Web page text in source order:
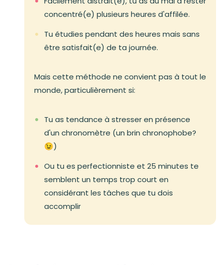
concentré(e) plusieurs heures d'affilée.
Tu étudies pendant des heures mais sans
être satisfait(e) de ta journée.
Mais cette méthode ne convient pas à tout le
monde, particulièrement si:
Tu as tendance à stresser en présence
d'un chronomètre (un brin chronophobe?
😉)
Ou tu es perfectionniste et 25 minutes te
semblent un temps trop court en
considérant les tâches que tu dois
accomplir